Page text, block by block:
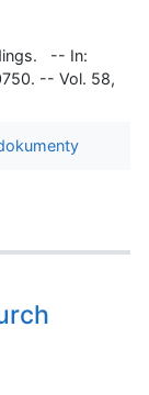
-- In:
-- Vol. 58,